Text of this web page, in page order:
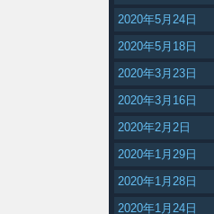
2020年5月24日
2020年5月18日
2020年3月23日
2020年3月16日
2020年2月2日
2020年1月29日
2020年1月28日
2020年1月24日